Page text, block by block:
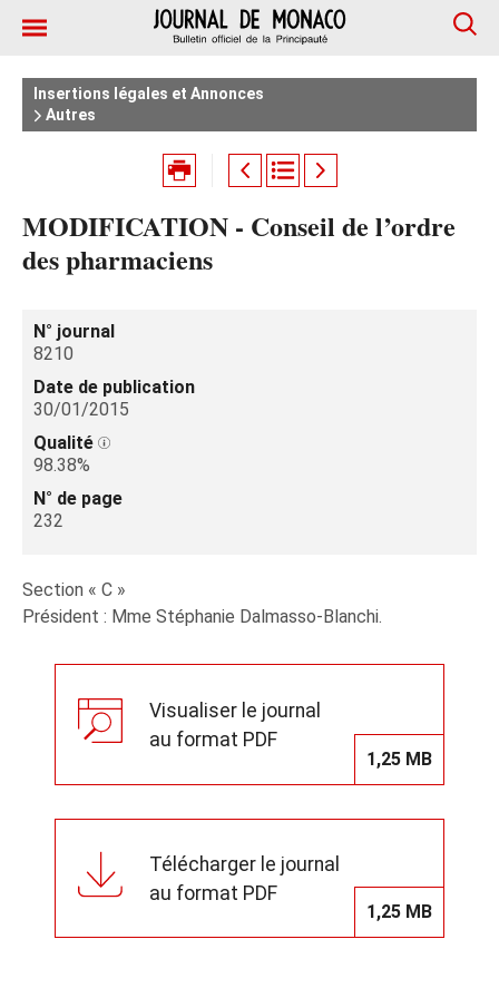
Insertions légales et Annonces
Autres
MODIFICATION - Conseil de l’ordre
des pharmaciens
N° journal
8210
Date de publication
30/01/2015
Qualité
98.38%
N° de page
232
Section « C »
Président : Mme Stéphanie Dalmasso-Blanchi.
Visualiser le journal
au format PDF
1,25 MB
Télécharger le journal
au format PDF
1,25 MB